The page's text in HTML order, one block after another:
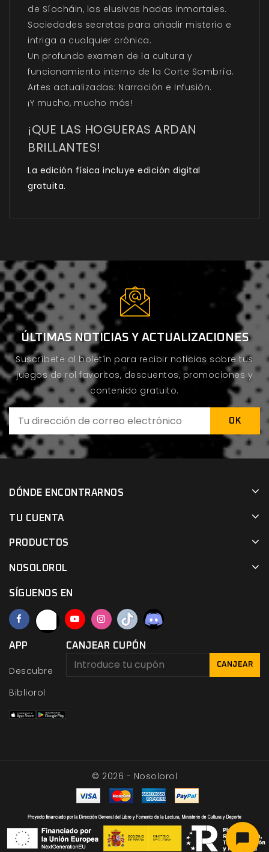
de Síocháin, las elusivas hadas inmortales.
Sociedades secretas para añadir misterio e
intriga a cualquier crónica.
Un profundo examen de la cultura y
funcionamiento interno de la Corte Sombría.
Artes actualizadas: Narración e Infusión.
¡Y mucho, mucho más!
¡QUE LAS HOGUERAS ARDAN
BRILLANTES!
La edición física incluye edición digital
gratuita.
ÚLTIMAS NOTICIAS Y ACTUALIZACIONES
Suscríbete al boletín para recibir noticias sobre tus
juegos de rol favoritos, descuentos, promociones y
contenido gratuito.
DÓNDE ENCONTRARNOS
TU CUENTA
PRODUCTOS
NOSOLOROL
SÍGUENOS EN
APP
Descubre
Bibliorol
CANJEAR CUPÓN
CANJEAR
© 2026 - Nosolorol